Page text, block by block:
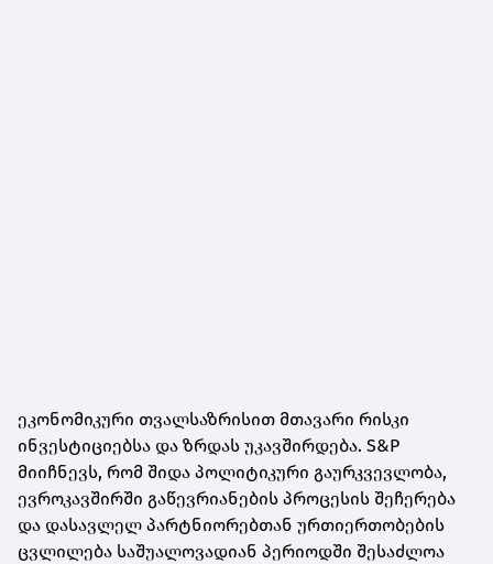
ეკონომიკური თვალსაზრისით მთავარი რისკი
ინვესტიციებსა და ზრდას უკავშირდება. S&P
მიიჩნევს, რომ შიდა პოლიტიკური გაურკვევლობა,
ევროკავშირში გაწევრიანების პროცესის შეჩერება
და დასავლელ პარტნიორებთან ურთიერთობების
ცვლილება საშუალოვადიან პერიოდში შესაძლოა